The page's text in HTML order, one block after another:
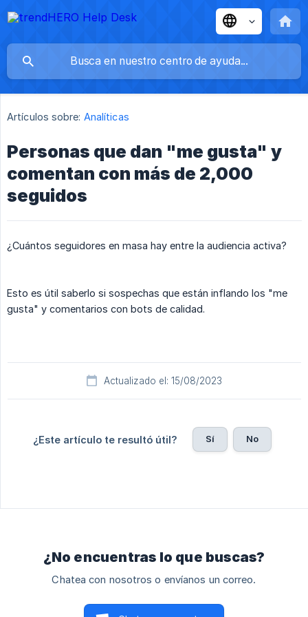
Artículos sobre: Analíticas
Personas que dan "me gusta" y
comentan con más de 2,000
seguidos
¿Cuántos seguidores en masa hay entre la audiencia activa?
Esto es útil saberlo si sospechas que están inflando los "me
gusta" y comentarios con bots de calidad.
Actualizado el: 15/08/2023
¿Este artículo te resultó útil? Sí No
¿No encuentras lo que buscas?
Chatea con nosotros o envíanos un correo.